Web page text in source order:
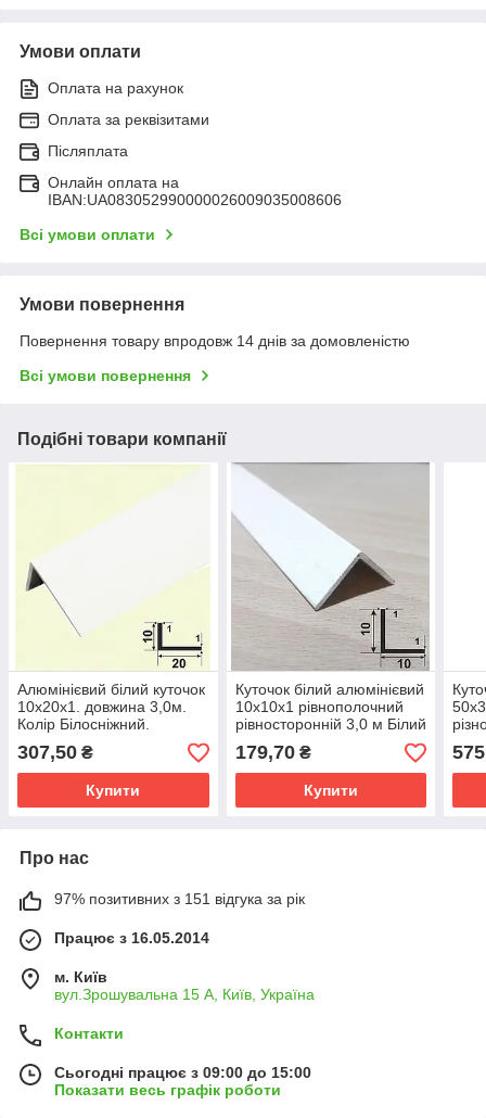
Умови оплати
Оплата на рахунок
Оплата за реквізитами
Післяплата
Онлайн оплата на
IBAN:UA083052990000026009035008606
Всі умови оплати
Умови повернення
Повернення товару впродовж 14 днів за домовленістю
Всі умови повернення
Подібні товари компанії
Алюмінієвий білий куточок
10х20х1. довжина 3,0м.
Колір Білосніжний.
307,50 ₴
Купити
Куточок білий алюмінієвий
10х10х1 рівнополочний
рівносторонній 3,0 м Білий
матовий (фарб)
179,70₴
Купити
Про нас
97% позитивних з 151 відгука за рік
Працює з 16.05.2014
м. Київ
вул.Зрошувальна 15 А, Київ, Україна
Контакти
Сьогодні працює з 09:00 до 15:00
Показати весь графік роботи